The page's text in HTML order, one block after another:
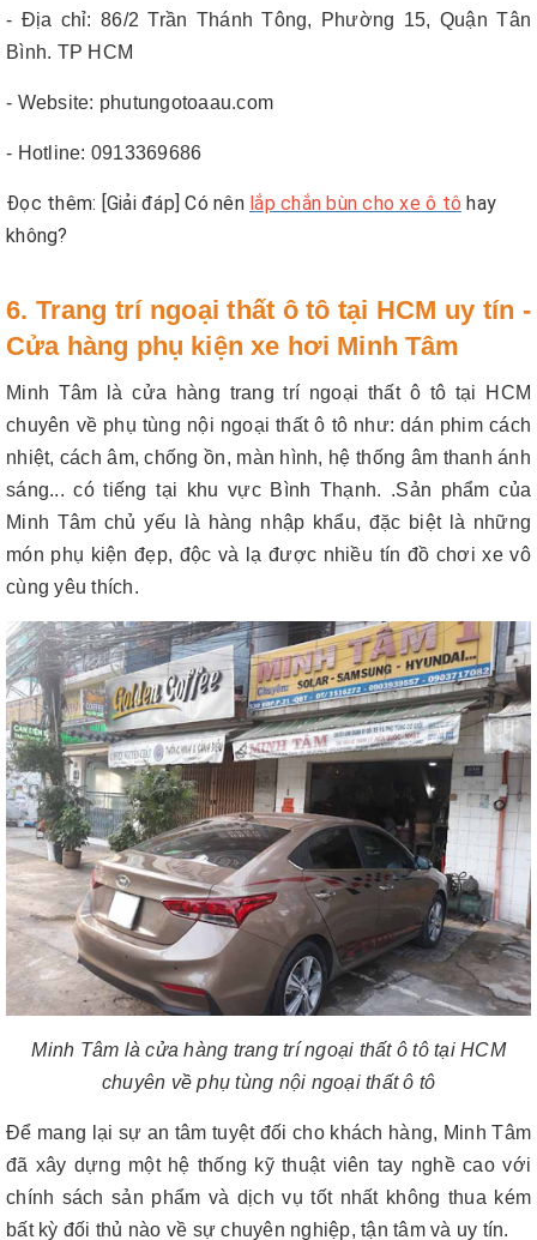
- Địa chỉ: 86/2 Trần Thánh Tông, Phường 15, Quận Tân
Bình. TP HCM
- Website: phutungotoaau.com
- Hotline: 0913369686
Đọc thêm: [Giải đáp] Có nên lắp chắn bùn cho xe ô tô hay
không?
6. Trang trí ngoại thất ô tô tại HCM uy tín -
Cửa hàng phụ kiện xe hơi Minh Tâm
Minh Tâm là cửa hàng trang trí ngoại thất ô tô tại HCM
chuyên về phụ tùng nội ngoại thất ô tô như: dán phim cách
nhiệt, cách âm, chống ồn, màn hình, hệ thống âm thanh ánh
sáng... có tiếng tại khu vực Bình Thạnh. .Sản phẩm của
Minh Tâm chủ yếu là hàng nhập khẩu, đặc biệt là những
món phụ kiện đẹp, độc và lạ được nhiều tín đồ chơi xe vô
cùng yêu thích.
Minh Tâm là cửa hàng trang trí ngoại thất ô tô tại HCM
chuyên về phụ tùng nội ngoại thất ô tô
Để mang lại sự an tâm tuyệt đối cho khách hàng, Minh Tâm
đã xây dựng một hệ thống kỹ thuật viên tay nghề cao với
chính sách sản phẩm và dịch vụ tốt nhất không thua kém
bất kỳ đối thủ nào về sự chuyên nghiệp, tận tâm và uy tín.